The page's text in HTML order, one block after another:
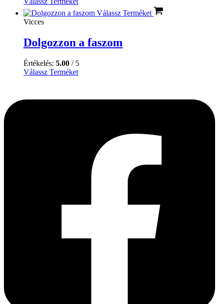
Válassz Terméket
Vicces
Dolgozzon a faszom
Értékelés: 5.00 / 5
Válassz Terméket